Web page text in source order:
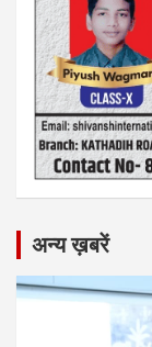
अन्य ख़बरें